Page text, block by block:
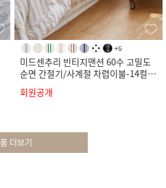
미드센추리 빈티지맨션 60수 고밀도
순면 간절기/사계절 차렵이불-14컬러
회원공개
더보기